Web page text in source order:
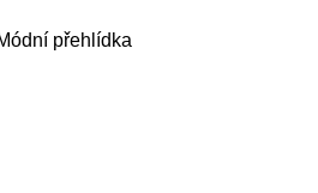
přehlídka